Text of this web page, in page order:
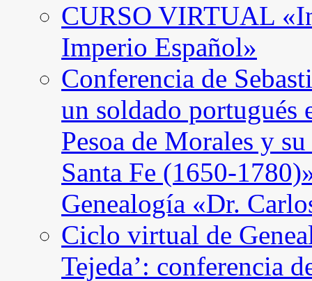
CURSO VIRTUAL
Imperio Español»
Conferencia de
un soldado portugués
Pesoa de Morales y
Santa Fe (1650-
Genealogía «Dr.
Ciclo virtual de
Tejeda’: conferencia